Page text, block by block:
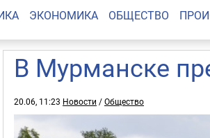
ЭКОНОМИКА ОБЩЕСТВО
В Мурманске
20.06, 11:23 Новости /Общество